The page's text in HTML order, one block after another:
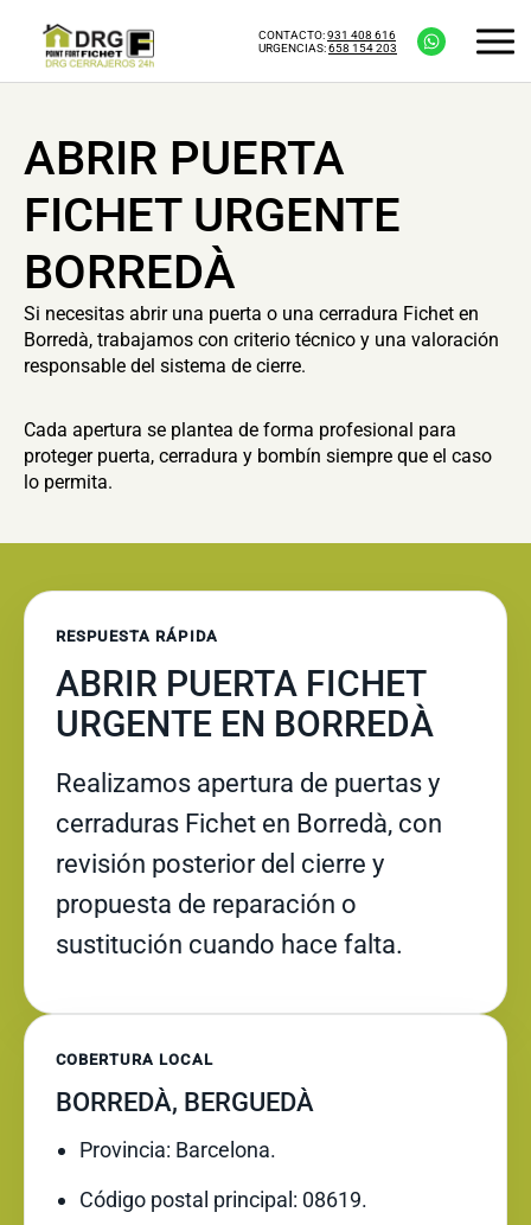
CONTACTO:931 408 616
URGENCIAS:658 154 203
ABRIR PUERTA
FICHET URGENTE
BORREDÀ
Si necesitas abrir una puerta o una cerradura Fichet en
Borredà, trabajamos con criterio técnico y una valoración
responsable del sistema de cierre.
Cada apertura se plantea de forma profesional para
proteger puerta, cerradura y bombín siempre que el caso
lo permita.
RESPUESTA RÁPIDA
ABRIR PUERTA FICHET
URGENTE EN BORREDÀ
Realizamos apertura de puertas y
cerraduras Fichet en Borredà, con
revisión posterior del cierre y
propuesta de reparación o
sustitución cuando hace falta.
COBERTURA LOCAL
BORREDÀ, BERGUEDÀ
Provincia: Barcelona.
Código postal principal: 08619.